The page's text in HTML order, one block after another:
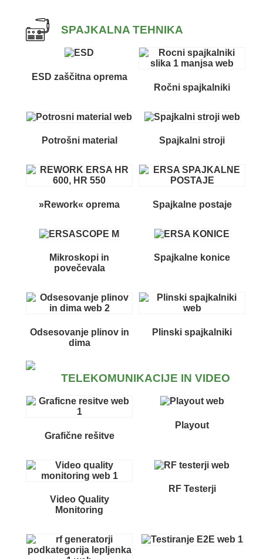
SPAJKALNA TEHNIKA
ESD zaščitna oprema
Ročni spajkalniki
Potrošni material Spajkalni stroji
»Rework« oprema Spajkalne postaje
Mikroskopi in
povečevala
Spajkalne konice
Odsesovanje plinov in
dima
Plinski spajkalniki
TELEKOMUNIKACIJE IN VIDEO
Grafične rešitve
Playout
Video Quality
Monitoring
RF Testerji